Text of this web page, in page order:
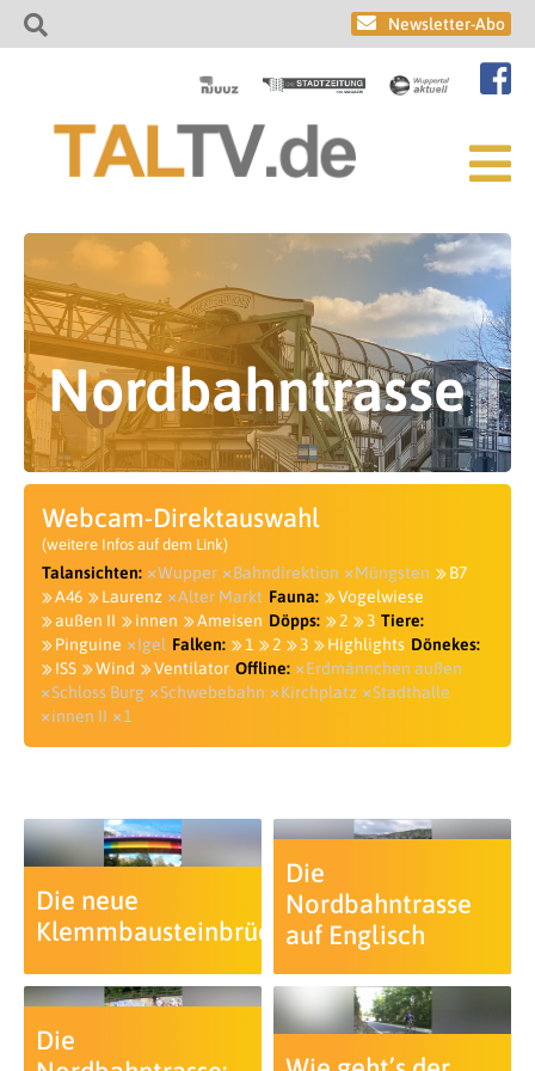
Newsletter-Abo
Nordbahntrasse
Webcam-Direktauswahl
(weitere Infos auf dem Link)
Talansichten: Wupper Bahndirektion Müngsten
B7
A46
Laurenz Alter Markt Fauna:
Vogelwiese
außen II
innen Ameisen Döpps: 2 3 Tiere:
Pinguine
Igel Falken: 1 2 3 Highlights Dönekes:
ISS
Wind Ventilator Offline:
Erdmännchen außen
Schloss Burg
Schwebebahn Kirchplatz
Stadthalle
innen II
1
Die neue
Klemmbausteinbrücke
Die
Nordbahntrasse
auf Englisch
Die